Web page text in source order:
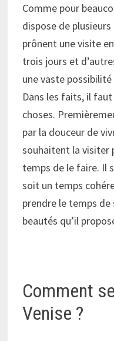
Comme pour
dispose de
prônent une visite
trois jours et
une vaste
Dans les faits, il
choses.
par la douceur de
souhaitent la visiter
temps de le faire. Il
soit un temps
prendre le temps de
beautés qu’il
Comment
Venise ?